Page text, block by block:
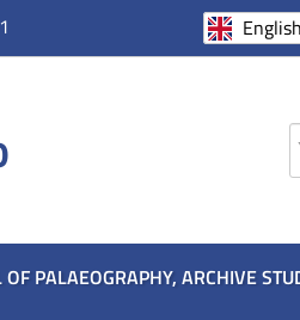
English
OF PALAEOGRAPHY, ARCHIVE